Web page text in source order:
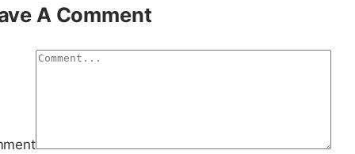
A Comment